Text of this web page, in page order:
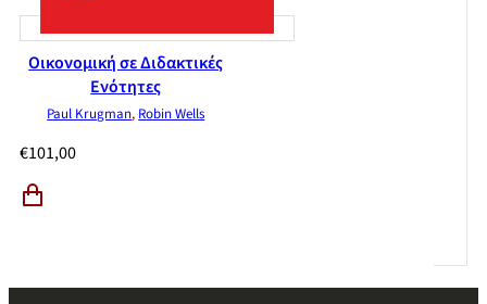
Οικονομική σε Διδακτικές
Ενότητες
Paul Krugman, Robin Wells
€101,00